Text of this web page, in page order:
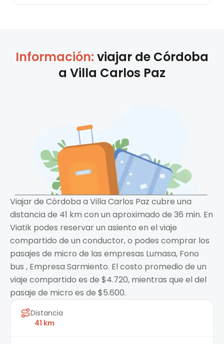
Información: viajar de Córdoba
a Villa Carlos Paz
Viajar de Córdoba a Villa Carlos Paz cubre una
distancia de 41 km con un aproximado de 36 min. En
Viatik podes reservar un asiento en el viaje
compartido de un conductor, o podes comprar los
pasajes de micro de las empresas Lumasa, Fono
bus , Empresa Sarmiento. El costo promedio de un
viaje compartido es de $4.720, mientras que el del
pasaje de micro es de $5.600.
Distancia
41 km